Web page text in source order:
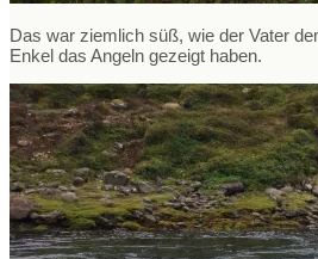
Das war ziemlich süß, wie der Vater
Enkel das Angeln gezeigt haben.